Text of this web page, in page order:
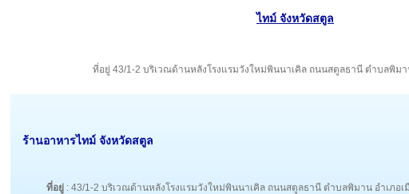
ไทม์ จังหวัดสตูล
ที่อยู่ 43/1-2 บริเวณด้านหลังโรงแรมวังใหม่พินนาเคิล ถนนสตูลธานี ตำบลพิมา
ร้านอาหารไทม์ จังหวัดสตูล
ที่อยู่ : 43/1-2 บริเวณด้านหลังโรงแรมวังใหม่พินนาเคิล ถนนสตูลธานี ตำบลพิมาน อำเภอเ